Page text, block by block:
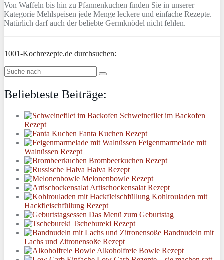
Von Waffeln bis hin zu Pfannenkuchen finden Sie in unserer
Kategorie Mehlspeisen jede Menge leckere und einfache Rezepte.
Natürlich darf auch der beliebte Germknödel nicht fehlen.
1001-Kochrezepte.de durchsuchen:
Beliebteste Beiträge:
Schweinefilet im Backofen
Rezept
Fanta Kuchen Rezept
Feigenmarmelade mit
Walnüssen Rezept
Brombeerkuchen Rezept
Halva Rezept
Melonenbowle Rezept
Artischockensalat Rezept
Kohlrouladen mit
Hackfleischfüllung Rezept
Das Menü zum Geburtstag
Tschebureki Rezept
Bandnudeln mit
Lachs und Zitronensoße Rezept
Alkoholfreie Bowle Rezept